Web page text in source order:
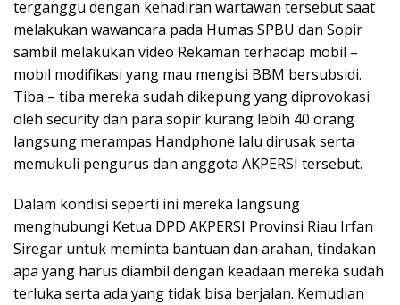
terganggu dengan kehadiran wartawan tersebut saat
melakukan wawancara pada Humas SPBU dan Sopir
sambil melakukan video Rekaman terhadap mobil –
mobil modifikasi yang mau mengisi BBM bersubsidi.
Tiba – tiba mereka sudah dikepung yang diprovokasi
oleh security dan para sopir kurang lebih 40 orang
langsung merampas Handphone lalu dirusak serta
memukuli pengurus dan anggota AKPERSI tersebut.
Dalam kondisi seperti ini mereka langsung
menghubungi Ketua DPD AKPERSI Provinsi Riau Irfan
Siregar untuk meminta bantuan dan arahan, tindakan
apa yang harus diambil dengan keadaan mereka sudah
terluka serta ada yang tidak bisa berjalan. Kemudian